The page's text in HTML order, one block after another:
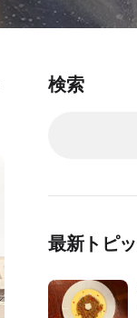
検索
最新トピ